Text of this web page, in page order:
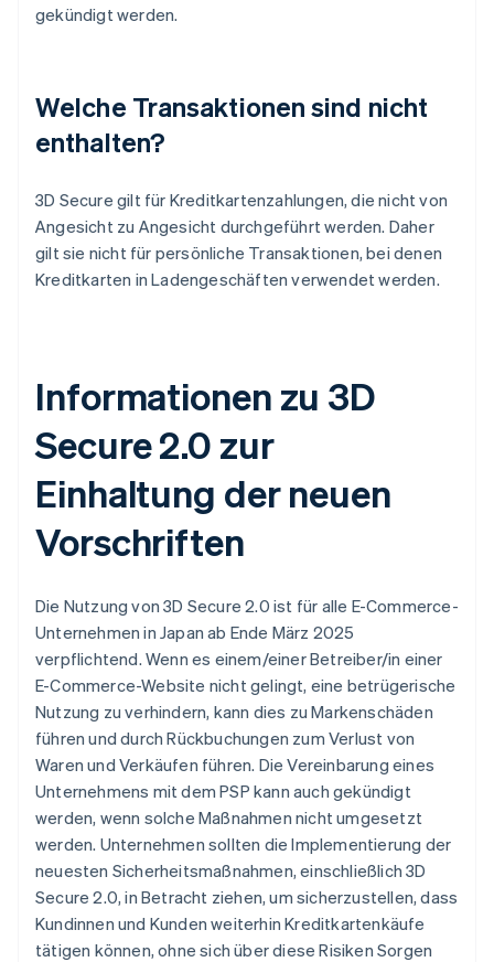
gekündigt werden.
Welche Transaktionen sind nicht
enthalten?
3D Secure gilt für Kreditkartenzahlungen, die nicht von
Angesicht zu Angesicht durchgeführt werden. Daher
gilt sie nicht für persönliche Transaktionen, bei denen
Kreditkarten in Ladengeschäften verwendet werden.
Informationen zu 3D
Secure 2.0 zur
Einhaltung der neuen
Vorschriften
Die Nutzung von 3D Secure 2.0 ist für alle E-Commerce-
Unternehmen in Japan ab Ende März 2025
verpflichtend. Wenn es einem/einer Betreiber/in einer
E-Commerce-Website nicht gelingt, eine betrügerische
Nutzung zu verhindern, kann dies zu Markenschäden
führen und durch Rückbuchungen zum Verlust von
Waren und Verkäufen führen. Die Vereinbarung eines
Unternehmens mit dem PSP kann auch gekündigt
werden, wenn solche Maßnahmen nicht umgesetzt
werden. Unternehmen sollten die Implementierung der
neuesten Sicherheitsmaßnahmen, einschließlich 3D
Secure 2.0, in Betracht ziehen, um sicherzustellen, dass
Kundinnen und Kunden weiterhin Kreditkartenkäufe
tätigen können, ohne sich über diese Risiken Sorgen